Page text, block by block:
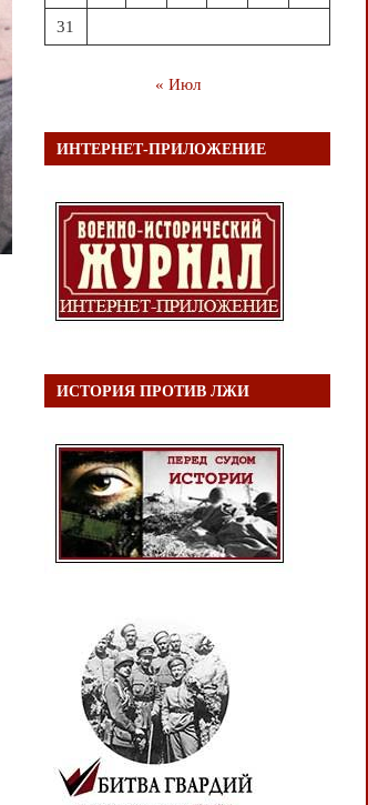
31
« Июл
ИНТЕРНЕТ-ПРИЛОЖЕНИЕ
ИСТОРИЯ ПРОТИВ ЛЖИ